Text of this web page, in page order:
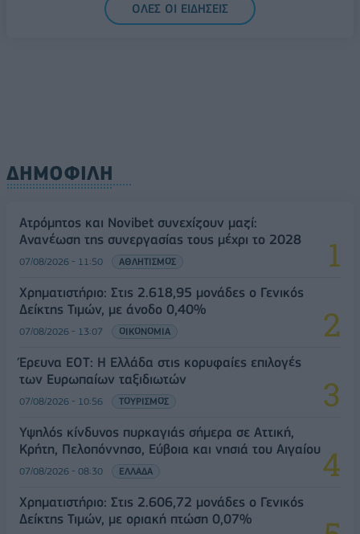
ΟΛΕΣ ΟΙ ΕΙΔΗΣΕΙΣ
ΔΗΜΟΦΙΛΗ
Ατρόμητος και Novibet συνεχίζουν μαζί:
Ανανέωση της συνεργασίας τους μέχρι το 2028
07/08/2026 - 11:50 ΑΘΛΗΤΙΣΜΟΣ
Χρηματιστήριο: Στις 2.618,95 μονάδες ο Γενικός
Δείκτης Τιμών, με άνοδο 0,40%
07/08/2026 - 13:07 ΟΙΚΟΝΟΜΙΑ
Έρευνα ΕΟΤ: Η Ελλάδα στις κορυφαίες επιλογές
των Ευρωπαίων ταξιδιωτών
07/08/2026 - 10:56 ΤΟΥΡΙΣΜΟΣ
Υψηλός κίνδυνος πυρκαγιάς σήμερα σε Αττική,
Κρήτη, Πελοπόννησο, Εύβοια και νησιά του Αιγαίου
07/08/2026 - 08:30 ΕΛΛΑΔΑ
Χρηματιστήριο: Στις 2.606,72 μονάδες ο Γενικός
Δείκτης Τιμών, με οριακή πτώση 0,07%